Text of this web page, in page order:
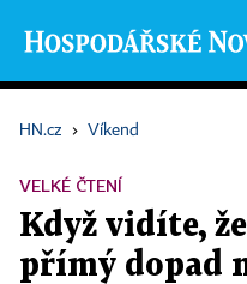
HN.cz › Víkend
VELKÉ ČTENÍ
Když vidíte,
přímý dopad